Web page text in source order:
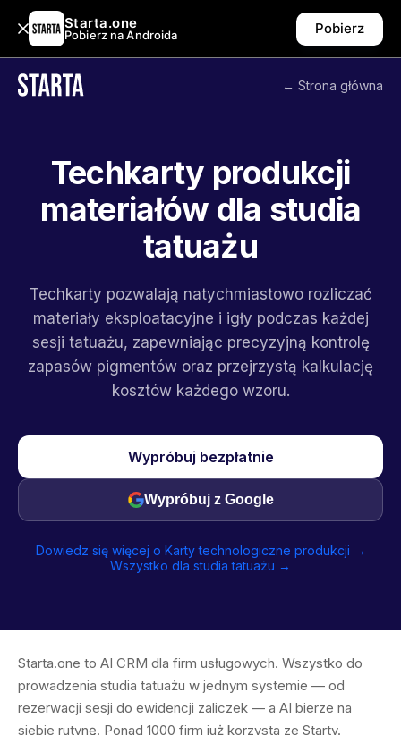
Starta.one
Pobierz na Androida Pobierz
← Strona główna
Techkarty produkcji
materiałów dla studia
tatuażu
Techkarty pozwalają natychmiastowo rozliczać
materiały eksploatacyjne i igły podczas każdej
sesji tatuażu, zapewniając precyzyjną kontrolę
zapasów pigmentów oraz przejrzystą kalkulację
kosztów każdego wzoru.
Wypróbuj bezpłatnie
Wypróbuj z Google
Dowiedz się więcej o Karty technologiczne produkcji →
Wszystko dla studia tatuażu →
Starta.one to AI CRM dla firm usługowych. Wszystko do
prowadzenia studia tatuażu w jednym systemie — od
rezerwacji sesji do ewidencji zaliczek — a AI bierze na
siebie rutynę. Ponad 1000 firm już korzysta ze Starty.